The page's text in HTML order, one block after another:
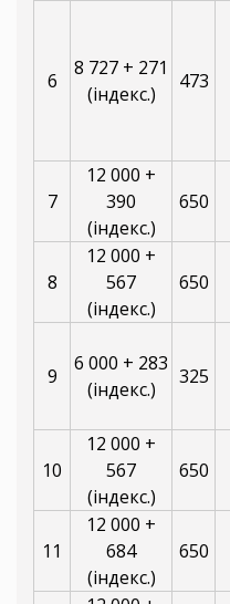
6
8 727 + 271
(індекс.)
473
7
12 000 +
390
(індекс.)
650
8
12 000 +
567
(індекс.)
650
9
6 000 + 283
(індекс.)
325
10
12 000 +
567
(індекс.)
650
11
12 000 +
684
(індекс.)
650